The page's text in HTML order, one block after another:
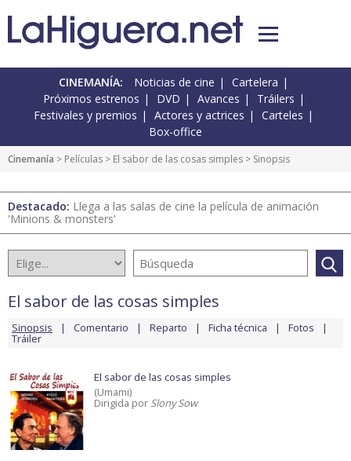
CINEMANÍA: Noticias de cine
Cartelera
Próximos estrenos
DVD Avances
Tráilers
Festivales y premios
Actores y actrices
Carteles
Box-office
Cinemanía > Películas > El sabor de las cosas simples > Sinopsis
Destacado: Llega a las salas de cine la película de animación
'Minions & monsters'
El sabor de las cosas simples
Sinopsis Comentario Reparto Ficha técnica Fotos
Tráiler
El sabor de las cosas simples
(Umami)
Dirigida por Slony Sow